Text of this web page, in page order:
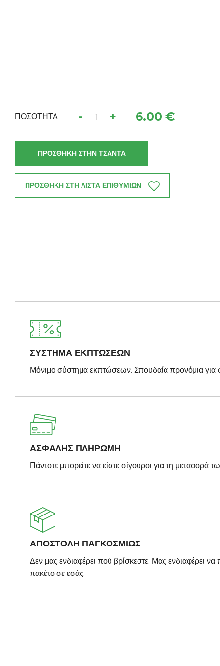
ΠΟΣΟΤΗΤΑ - + 6.00 €
ΠΡΟΣΘΗΚΗ ΣΤΗΝ ΤΣΑΝΤΑ
ΠΡΟΣΘΗΚΗ ΣΤΗ ΛΙΣΤΑ ΕΠΙΘΥΜΙΩΝ
ΣΥΣΤΗΜΑ ΕΚΠΤΩΣΕΩΝ
Μόνιμο σύστημα εκπτώσεων. Σπουδαία προνόμια για
ΑΣΦΑΛΗΣ ΠΛΗΡΩΜΗ
Πάντοτε μπορείτε να είστε σίγουροι για τη μεταφορά
ΑΠΟΣΤΟΛΗ ΠΑΓΚΟΣΜΙΩΣ
Δεν μας ενδιαφέρει πού βρίσκεστε. Μας ενδιαφέρει
πακέτο σε εσάς.